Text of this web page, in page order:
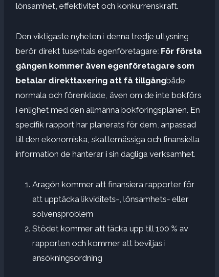
lönsamhet, effektivitet och konkurrenskraft.
Den viktigaste nyheten i denna tredje utlysning
berör direkt tusentals egenföretagare: För första
gången kommer även egenföretagare som
betalar direkttaxering att få tillgångbåde
normala och förenklade, även om de inte bokförs
i enlighet med den allmänna bokföringsplanen. En
specifik rapport har planerats för dem, anpassad
till den ekonomiska, skattemässiga och finansiella
information de hanterar i sin dagliga verksamhet.
Aragón kommer att finansiera rapporter för
att upptäcka likviditets-, lönsamhets- eller
solvensproblem
Stödet kommer att täcka upp till 100 % av
rapporten och kommer att beviljas i
ansökningsordning